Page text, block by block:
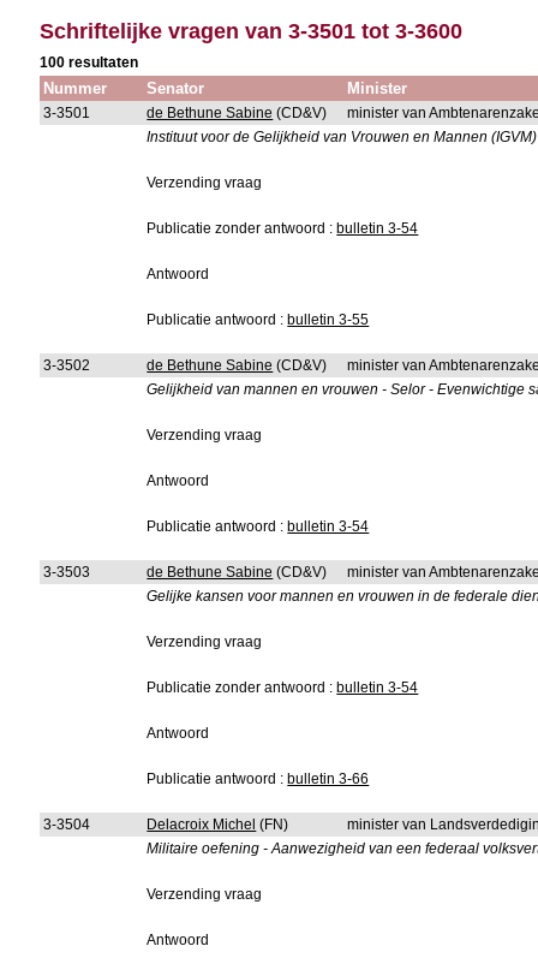
Schriftelijke vragen van 3-3501 tot 3-3600
100 resultaten
Nummer Senator Minister
3-3501 de Bethune Sabine (CD&V)
minister van
Instituut voor de Gelijkheid van Vrouwen en Mannen
Verzending vraag
Publicatie zonder antwoord : bulletin 3-54
Antwoord
Publicatie antwoord : bulletin 3-55
3-3502 de Bethune Sabine (CD&V)
minister van
Gelijkheid van mannen en vrouwen - Selor - Evenwichtige
Verzending vraag
Antwoord
Publicatie antwoord : bulletin 3-54
3-3503 de Bethune Sabine (CD&V)
minister van
Gelijke kansen voor mannen en vrouwen in de federale
Verzending vraag
Publicatie zonder antwoord : bulletin 3-54
Antwoord
Publicatie antwoord : bulletin 3-66
3-3504 Delacroix Michel (FN)
minister van
Militaire oefening - Aanwezigheid van een federaal
Verzending vraag
Antwoord